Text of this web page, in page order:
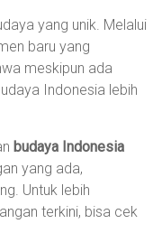
yang unik. Melalui
baru yang
meskipun ada
Indonesia lebih
budaya Indonesia
yang ada,
Untuk lebih
terkini, bisa cek